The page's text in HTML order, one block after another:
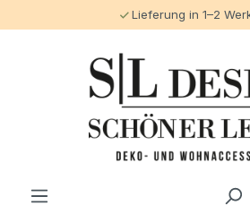
Lieferung in 1–2